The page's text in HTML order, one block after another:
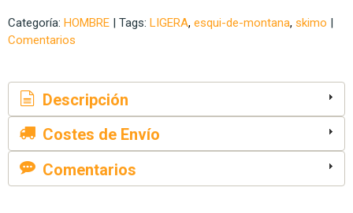
Categoría: HOMBRE | Tags: LIGERA esqui-de-montana skimo |
Comentarios
Descripción
Costes de Envío
Comentarios